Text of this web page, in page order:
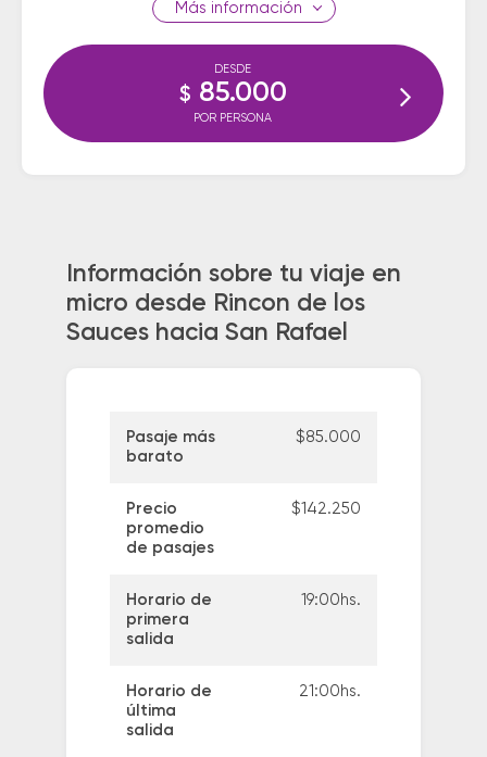
información
DESDE
$ 85.000
POR PERSONA
Información sobre tu viaje en
micro desde Rincon de los
Sauces hacia San Rafael
Pasaje más
barato
$85.000
Precio
promedio
de pasajes
$142.250
Horario de
primera
salida
19:00hs.
Horario de
última
salida
21:00hs.